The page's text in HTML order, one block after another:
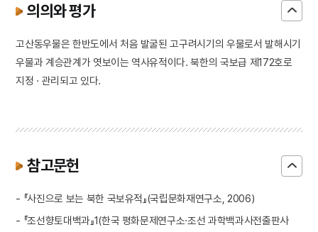
의의와 평가
고산동우물은 한반도에서 처음 발굴된 고구려시기의 우물로서 발해시기
우물과 계승관계가 엿보이는 역사유적이다. 북한의 국보급 제172호로
지정 · 관리되고 있다.
참고문헌
- 『사진으로 보는 북한 국보유적』(국립문화재연구소, 2006)
- 『조선향토대백과』1(한국 평화문제연구소·조선 과학백과사전출판사